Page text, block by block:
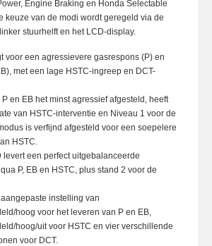
Engine Braking en Honda Selectable
keuze van de modi wordt geregeld via de
stuurhelft en het LCD-display.
voor een agressievere gasrespons (P) en
met een lage HSTC-ingreep en DCT-
en EB het minst agressief afgesteld, heeft
van HSTC-interventie en Niveau 1 voor de
is verfijnd afgesteld voor een soepelere
HSTC.
levert een perfect uitgebalanceerde
P, EB en HSTC, plus stand 2 voor de
instelling van
hoog voor het leveren van P en EB,
hoog/uit voor HSTC en vier verschillende
voor DCT.